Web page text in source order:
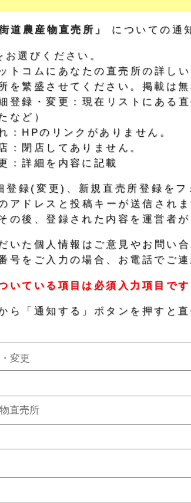
道農産物直売所」 についての通
選びください。
トコムにあなたの直売所の詳し
を繁盛させてください。掲載は無
登録・変更：現在リストにある
など）
：HPのリンクがありません。
：閉店してありません。
：詳細を内容に記載
登録(変更)、新規直売所登録を
アドレスと投稿キーが送信され
の後、登録された内容を運営者
いた個人情報はご意見やお問い
号をご入力の場合、お電話でご
いている項目は必須入力項目です
ら「通知する」ボタンを押すと